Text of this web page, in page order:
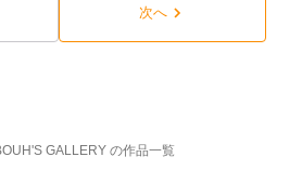
次へ
GALLERY の作品一覧